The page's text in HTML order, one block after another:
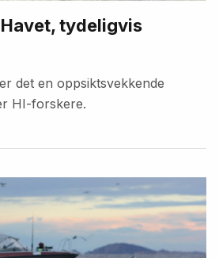
tydeligvis
det en oppsiktsvekkende
HI-forskere.